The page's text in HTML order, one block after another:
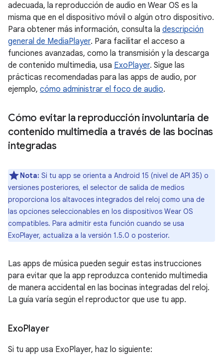
adecuada, la reproducción de audio en Wear OS es la
misma que en el dispositivo móvil o algún otro dispositivo.
Para obtener más información, consulta la descripción
general de MediaPlayer. Para facilitar el acceso a
funciones avanzadas, como la transmisión y la descarga
de contenido multimedia, usa ExoPlayer. Sigue las
prácticas recomendadas para las apps de audio, por
ejemplo, cómo administrar el foco de audio.
Cómo evitar la reproducción involuntaria de
contenido multimedia a través de las bocinas
integradas
Nota: Si tu app se orienta a Android 15 (nivel de API 35) o
versiones posteriores, el selector de salida de medios
proporciona los altavoces integrados del reloj como una de
las opciones seleccionables en los dispositivos Wear OS
compatibles. Para admitir esta función cuando se usa
ExoPlayer, actualiza a la versión 1.5.0 o posterior.
Las apps de música pueden seguir estas instrucciones
para evitar que la app reproduzca contenido multimedia
de manera accidental en las bocinas integradas del reloj.
La guía varía según el reproductor que use tu app.
ExoPlayer
Si tu app usa ExoPlayer, haz lo siguiente: